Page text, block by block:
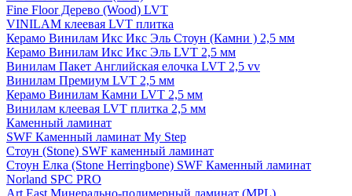
Fine Floor Дерево (Wood) LVT
VINILAM клеевая LVT плитка
Керамо Винилам Икс Икс Эль Стоун (Камни ) 2,5 мм
Керамо Винилам Икс Икс Эль LVT 2,5 мм
Винилам Пакет Английская елочка LVT 2,5 vv
Винилам Премиум LVT 2,5 мм
Керамо Винилам Камни LVT 2,5 мм
Винилам клеевая LVT плитка 2,5 мм
Каменный ламинат
SWF Каменный ламинат My Step
Стоун (Stone) SWF каменный ламинат
Стоун Елка (Stone Herringbone) SWF Каменный ламинат
Norland SPC PRO
Art East Минерально-полимерный ламинат (MPL)